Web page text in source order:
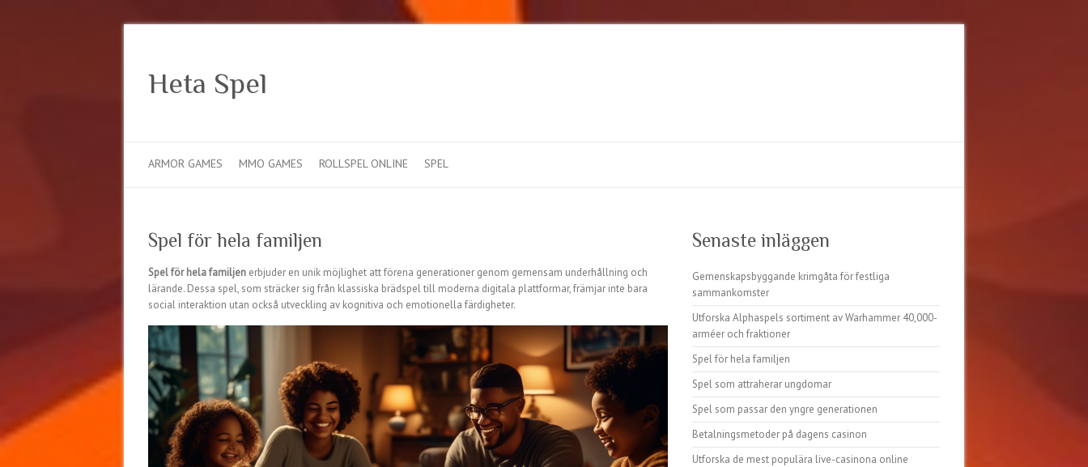
Heta Spel
ARMOR GAMES MMO GAMES ROLLSPEL ONLINE SPEL
Spel för hela familjen
Spel för hela familjen erbjuder en unik möjlighet att förena generationer genom gemensam underhållning och
lärande. Dessa spel, som sträcker sig från klassiska brädspel till moderna digitala plattformar, främjar inte bara
social interaktion utan också utveckling av kognitiva och emotionella färdigheter.
Senaste inläggen
Gemenskapsbyggande krimgåta för festliga
sammankomster
Utforska Alphaspels sortiment av Warhammer 40,000-
arméer och fraktioner
Spel för hela familjen
Spel som attraherar ungdomar
Spel som passar den yngre generationen
Betalningsmetoder på dagens casinon
Utforska de mest populära live-casinona online